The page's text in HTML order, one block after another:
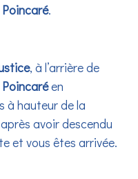
.
, à l’arrière de
en
à hauteur de la
avoir descendu
et vous êtes arrivée.